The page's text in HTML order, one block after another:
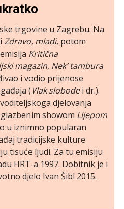
trgovine u Zagrebu. Na
Zdravo, mladi, potom
Kritična
magazin, Nek’ tambura
i vodio prijenose
(Vlak slobodei dr.).
djelovanja
showom Lijepom
u iznimno popularan
tradicijske kulture
tisuće ljudi. Za tu emisiju
HRT-a 1997. Dobitnik je i
djelo Ivan Šibl 2015.